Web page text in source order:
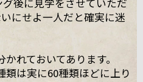
後に見学をさせていただ
にせよ一人だと確実に迷
れておいてあります。
類は実に60種類ほどに上り